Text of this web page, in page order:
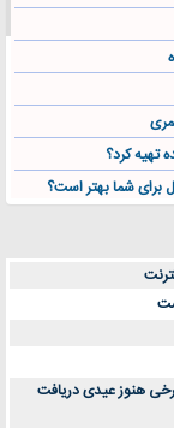
تهیه کرد؟
برای شما بهتر است؟
هنوز عیدی دریافت